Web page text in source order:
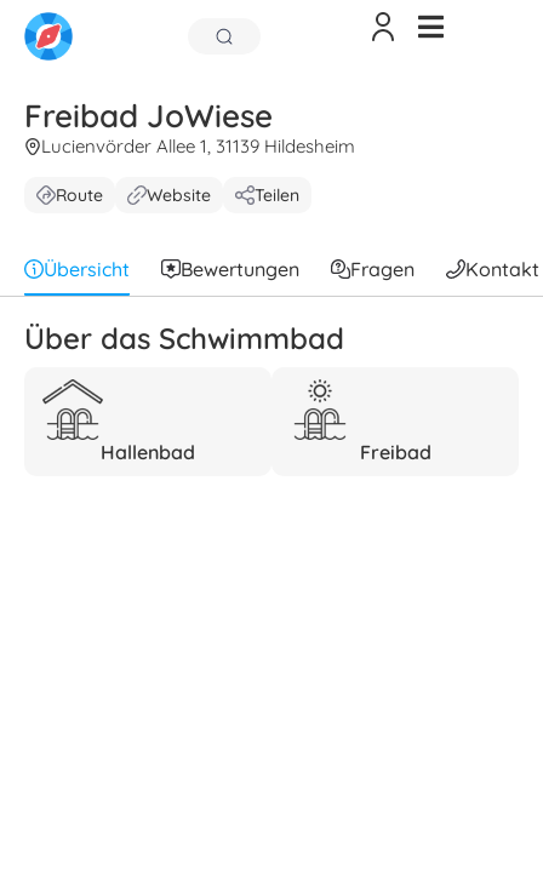
Freibad JoWiese
Lucienvörder Allee 1, 31139 Hildesheim
Route Website Teilen
Übersicht Bewertungen Fragen Kontakt
Über das Schwimmbad
Hallenbad Freibad